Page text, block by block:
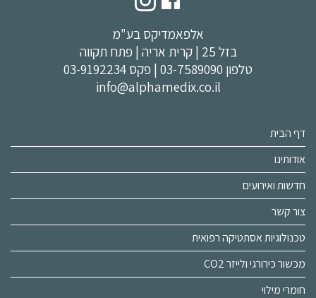
אלפאמדיקס בע"מ
בזל 25 | קרית אריה | פתח תקווה
טלפון 03-7589090 | פקס 03-9192234
info@alphamedix.co.il
דף הבית
אודותינו
חדשות ואירועים
צור קשר
טכנולוגיות אסתטיקה רפואית
מכשור כירורגי ולייזר CO2
חומרי מילוי